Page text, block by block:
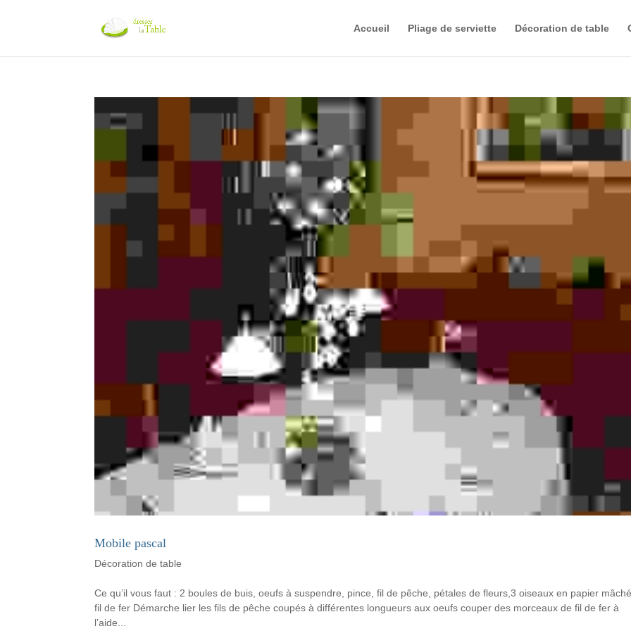
Accueil Pliage de serviette Décoration de table
Mobile pascal
Décoration de table
Ce qu’il vous faut : 2 boules de buis, oeufs à suspendre, pince, fil de pêche, pétales de fleurs,3 oiseaux en papier
fil de fer Démarche lier les fils de pêche coupés à différentes longueurs aux oeufs couper des morceaux de fil de fer à
l’aide...